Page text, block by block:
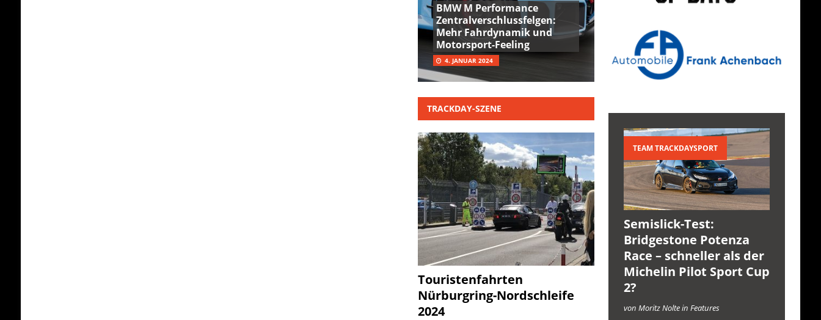
BMW M Performance
Zentralverschlussfelgen:
Mehr Fahrdynamik und
Motorsport-Feeling
4. JANUAR 2024
TRACKDAY-SZENE
Touristenfahrten
Nürburgring-Nordschleife
2024
TEAM TRACKDAYSPORT
Semislick-Test:
Bridgestone Potenza
Race – schneller als der
Michelin Pilot Sport Cup
2?
von Moritz Nolte in Features